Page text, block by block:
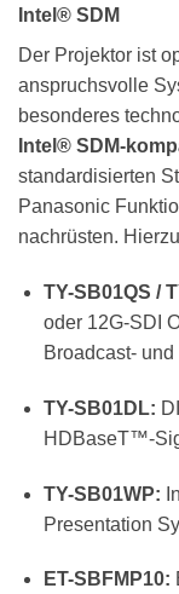
Intel® SDM
Der Projektor ist
anspruchsvolle
besonderes
Intel® SDM-
standardisierten
Panasonic
nachrüsten.
TY-SB01QS /
oder 12G-SDI
Broadcast-
TY-SB01DL:
HDBaseT™-
TY-SB01WP:
Presentation
ET-SBFMP10: